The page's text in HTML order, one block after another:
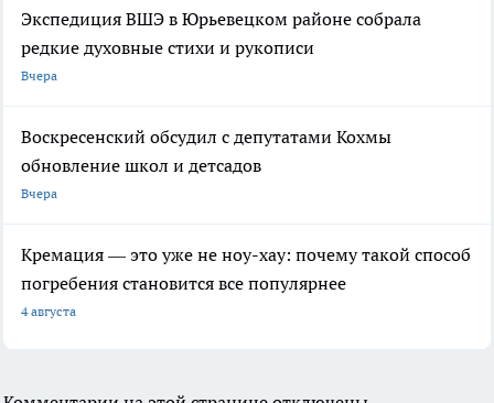
Экспедиция ВШЭ в Юрьевецком районе собрала
редкие духовные стихи и рукописи
Вчера
Воскресенский обсудил с депутатами Кохмы
обновление школ и детсадов
Вчера
Кремация — это уже не ноу-хау: почему такой способ
погребения становится все популярнее
4 августа